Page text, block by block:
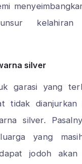
silver
garasi yang
tidak dianjurkan
silver.
yang
jodoh akan